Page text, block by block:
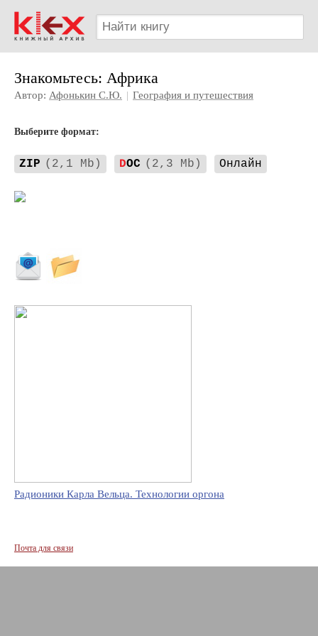
Знакомьтесь: Африка
Автор: Афонькин С.Ю. | География и путешествия
Выберите формат:
ZIP (2,1 Mb) DOC (2,3 Mb) Онлайн
Радионики Карла Вельца. Технологии оргона
Почта для связи